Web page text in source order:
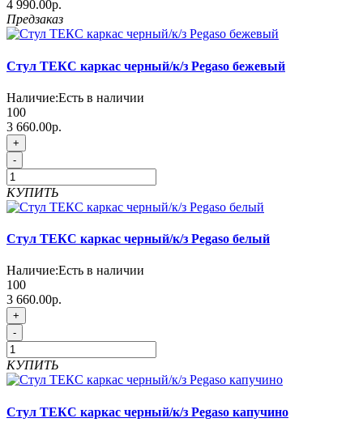
4 990.00р.
Предзаказ
Стул ТЕКС каркас черный/к/з Pegaso бежевый
Наличие:Есть в наличии
100
3 660.00р.
+
-
КУПИТЬ
Стул ТЕКС каркас черный/к/з Pegaso белый
Наличие:Есть в наличии
100
3 660.00р.
+
-
КУПИТЬ
Стул ТЕКС каркас черный/к/з Pegaso капучино